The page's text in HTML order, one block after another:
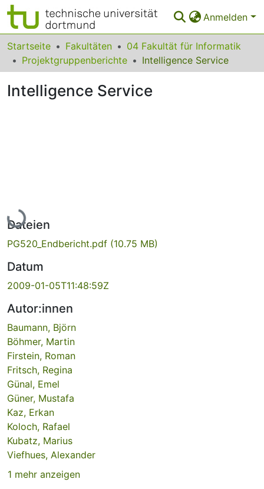
Anmelden
Bereiche & Sammlungen
Das gesamte Repositorium
Statistiken
Startseite Fakultäten
04 Fakultät für Informatik
Projektgruppenberichte
Intelligence Service
Intelligence Service
Lade...
Dateien
PG520_Endbericht.pdf (10.75 MB)
Datum
2009-01-05T11:48:59Z
Autor:innen
Baumann, Björn
Böhmer, Martin
Firstein, Roman
Fritsch, Regina
Günal, Emel
Güner, Mustafa
Kaz, Erkan
Koloch, Rafael
Kubatz, Marius
Viefhues, Alexander
1 mehr anzeigen